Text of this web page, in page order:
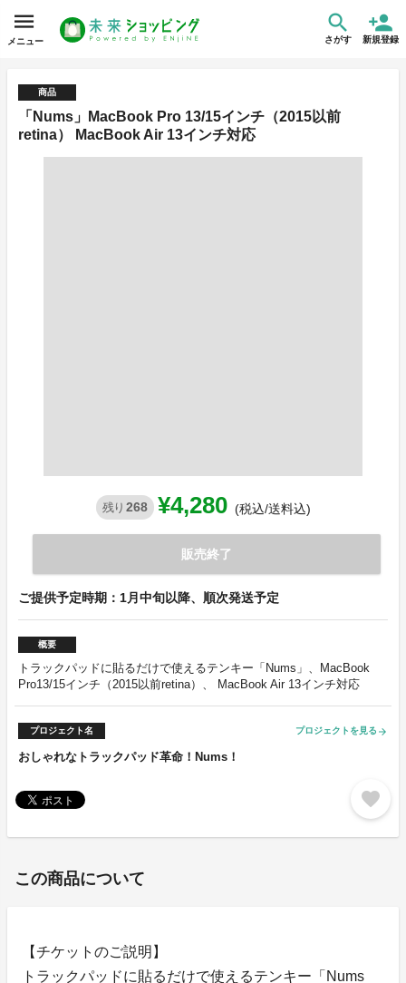
メニュー さがす 新規登録
商品
「Nums」MacBook Pro 13/15インチ（2015以前
retina） MacBook Air 13インチ対応
残り 268 ¥4,280 (税込/送料込)
販売終了
ご提供予定時期：1月中旬以降、順次発送予定
概要
トラックパッドに貼るだけで使えるテンキー「Nums」、MacBook
Pro13/15インチ（2015以前retina）、 MacBook Air 13インチ対応
プロジェクト名 プロジェクトを見る arrow_forward
おしゃれなトラックパッド革命！Nums！
favorite
この商品について
【チケットのご説明】
トラックパッドに貼るだけで使えるテンキー「Nums